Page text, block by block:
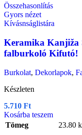
Összehasonlítás
Gyors nézet
Kívásnságlistára
Keramika Kanjiža
falburkoló Kifutó!
Burkolat, Dekorlapok,
Készleten
5.710 Ft
Kosárba teszem
Tömeg
23.80